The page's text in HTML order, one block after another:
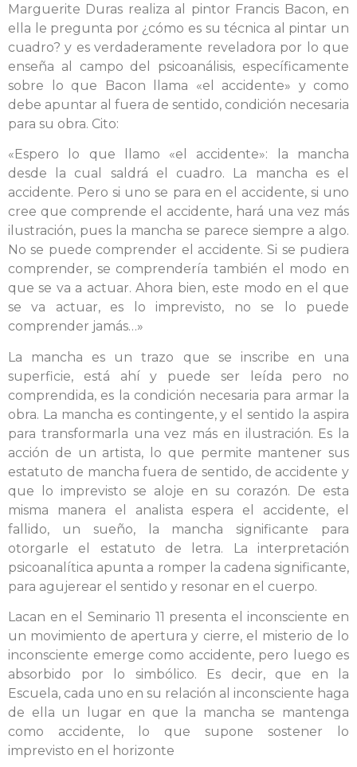
Marguerite Duras realiza al pintor Francis Bacon, en
ella le pregunta por ¿cómo es su técnica al pintar un
cuadro? y es verdaderamente reveladora por lo que
enseña al campo del psicoanálisis, específicamente
sobre lo que Bacon llama «el accidente» y como
debe apuntar al fuera de sentido, condición necesaria
para su obra. Cito:
«Espero lo que llamo «el accidente»: la mancha
desde la cual saldrá el cuadro. La mancha es el
accidente. Pero si uno se para en el accidente, si uno
cree que comprende el accidente, hará una vez más
ilustración, pues la mancha se parece siempre a algo.
No se puede comprender el accidente. Si se pudiera
comprender, se comprendería también el modo en
que se va a actuar. Ahora bien, este modo en el que
se va actuar, es lo imprevisto, no se lo puede
comprender jamás…»
La mancha es un trazo que se inscribe en una
superficie, está ahí y puede ser leída pero no
comprendida, es la condición necesaria para armar la
obra. La mancha es contingente, y el sentido la aspira
para transformarla una vez más en ilustración. Es la
acción de un artista, lo que permite mantener sus
estatuto de mancha fuera de sentido, de accidente y
que lo imprevisto se aloje en su corazón. De esta
misma manera el analista espera el accidente, el
fallido, un sueño, la mancha significante para
otorgarle el estatuto de letra. La interpretación
psicoanalítica apunta a romper la cadena significante,
para agujerear el sentido y resonar en el cuerpo.
Lacan en el Seminario 11 presenta el inconsciente en
un movimiento de apertura y cierre, el misterio de lo
inconsciente emerge como accidente, pero luego es
absorbido por lo simbólico. Es decir, que en la
Escuela, cada uno en su relación al inconsciente haga
de ella un lugar en que la mancha se mantenga
como accidente, lo que supone sostener lo
imprevisto en el horizonte